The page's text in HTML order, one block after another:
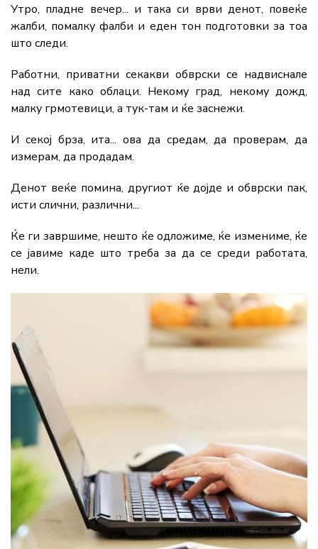
Утро, пладне вечер... и така си врви денот, повеќе
жалби, помалку фалби и еден тон подготовки за тоа
што следи.
Работни, приватни секакви обврски се надвиснале
над сите како облаци. Некому град, некому дожд,
малку грмотевици, а тук-там и ќе заснежи.
И секој брза, ита... ова да средам, да проверам, да
измерам, да продадам.
Денот веќе помина, другиот ќе дојде и обврски пак,
исти слични, различни...
Ќе ги завршиме, нешто ќе одложиме, ќе измениме, ќе
се јавиме каде што треба за да се среди работата,
нели.